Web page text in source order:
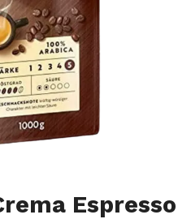
Espresso